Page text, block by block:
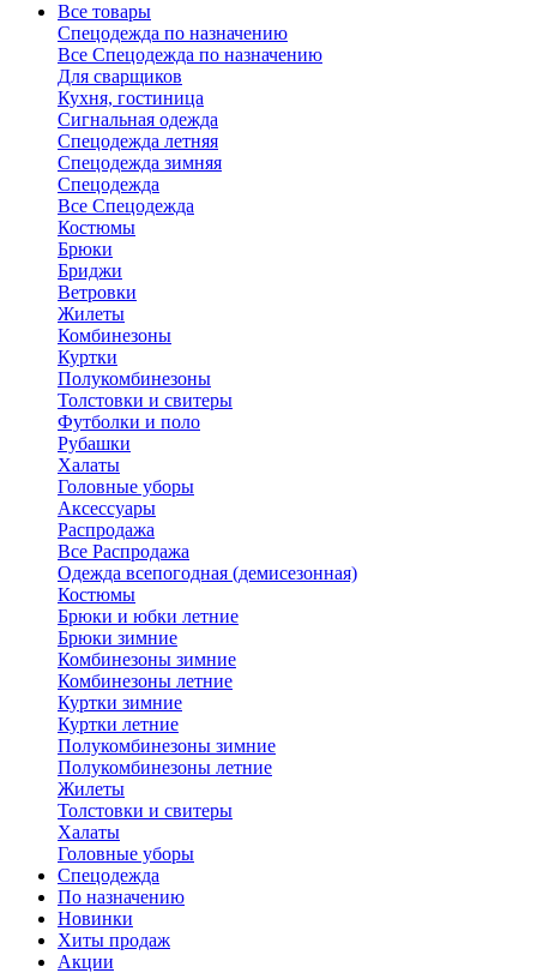
Все товары
Спецодежда по назначению
Все Спецодежда по назначению
Для сварщиков
Кухня, гостиница
Сигнальная одежда
Спецодежда летняя
Спецодежда зимняя
Спецодежда
Все Спецодежда
Костюмы
Брюки
Бриджи
Ветровки
Жилеты
Комбинезоны
Куртки
Полукомбинезоны
Толстовки и свитеры
Футболки и поло
Рубашки
Халаты
Головные уборы
Аксессуары
Распродажа
Все Распродажа
Одежда всепогодная (демисезонная)
Костюмы
Брюки и юбки летние
Брюки зимние
Комбинезоны зимние
Комбинезоны летние
Куртки зимние
Куртки летние
Полукомбинезоны зимние
Полукомбинезоны летние
Жилеты
Толстовки и свитеры
Халаты
Головные уборы
Спецодежда
По назначению
Новинки
Хиты продаж
Акции